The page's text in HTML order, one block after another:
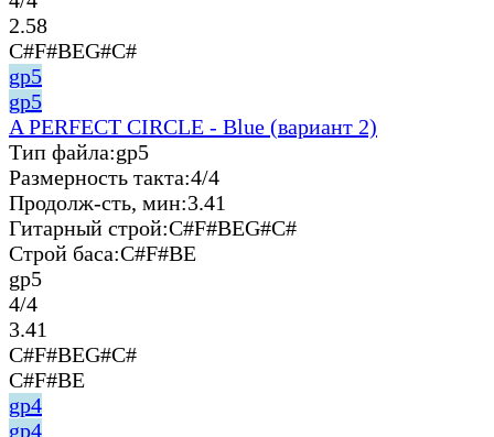
2.58
C#F#BEG#C#
gp5
gp5
A PERFECT CIRCLE - Blue (вариант 2)
Тип файла:gp5
Размерность такта:4/4
Продолж-сть, мин:3.41
Гитарный строй:C#F#BEG#C#
Строй баса:C#F#BE
gp5
4/4
3.41
C#F#BEG#C#
C#F#BE
gp4
gp4